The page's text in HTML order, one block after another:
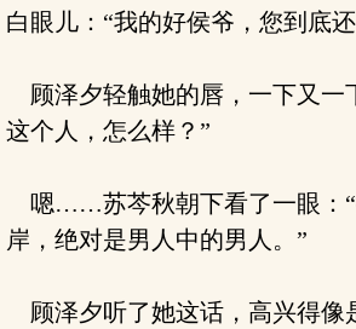
白眼儿：“我的好侯爷，您到底
顾泽夕轻触她的唇，一下又一
这个人，怎么样？”
嗯……苏芩秋朝下看了一眼：“
岸，绝对是男人中的男人。”
顾泽夕听了她这话，高兴得像